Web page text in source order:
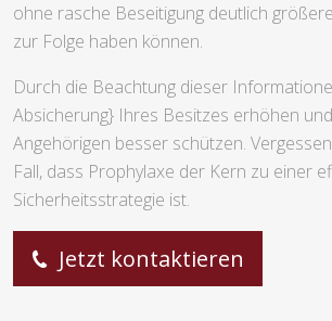
ohne rasche Beseitigung deutlich
zur Folge haben können.
Durch die Beachtung dieser
Absicherung} Ihres Besitzes erhöhen
Angehörigen besser schützen.
Fall, dass Prophylaxe der Kern zu einer
Sicherheitsstrategie ist.
Jetzt kontaktieren